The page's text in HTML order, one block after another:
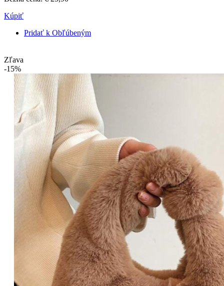
Kúpiť
Pridať k Obľúbeným
Zľava
-15%